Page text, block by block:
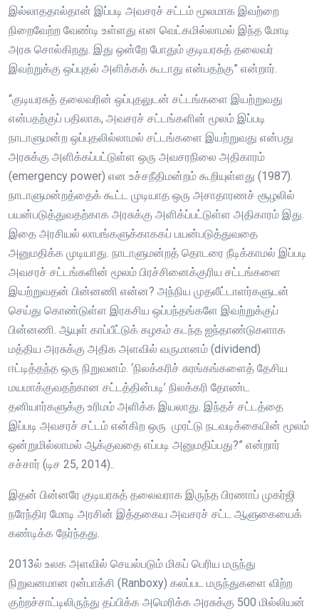
இல்லாததால்தான் இப்படி அவசரச் சட்டம் மூலமாக இவற்றை
நிறைவேற்ற வேண்டி உள்ளது என வெட்கமில்லாமல் இந்த மோடி
அரசு சொல்கிறது. இது ஒன்றே போதும் குடியரசுத் தலைவர்
இவற்றுக்கு ஒப்புதல் அளிக்கக் கூடாது என்பதற்கு” என்றார்.
“குடியரசுத் தலைவரின் ஒப்புதலுடன் சட்டங்களை இயற்றுவது
என்பதற்குப் பதிலாக, அவசரச் சட்டங்களின் மூலம் இப்படி
நாடாளுமன்ற ஒப்புதலில்லாமல் சட்டங்களை இயற்றுவது என்பது
அரசுக்கு அளிக்கப்பட்டுள்ள ஒரு அவசரநிலை அதிகாரம்
(emergency power) என உச்சநீதிமன்றம் கூறியுள்ளது (1987).
நாடாளுமன்றத்தைக் கூட்ட முடியாத ஒரு அசாதாரணச் சூழலில்
பயன்படுத்துவதற்காக அரசுக்கு அளிக்ப்பட்டுள்ள அதிகாரம் இது.
இதை அரசியல் லாபங்களுக்காககப் பயன்படுத்துவதை
அனுமதிக்க முடியாது. நாடாளுமன்றத் தொடரை நீடிக்காமல் இப்படி
அவசரச் சட்டங்களின் மூலம் பிரச்சினைக்குரிய சட்டங்களை
இயற்றுவதன் பின்னணி என்ன? அந்நிய முதலீட்டாளர்களுடன்
செய்து கொண்டுள்ள இரகசிய ஒப்பந்தங்களே இவற்றுக்குப்
பின்னணி. ஆயுள் காப்பீட்டுக் கழகம் கடந்த ஐந்தாண்டுகளாக
மத்திய அரசுக்கு அதிக அளவில் வருமானம் (dividend)
ஈட்டித்தந்த ஒரு நிறுவனம். ‘நிலக்கரிச் சுரங்கங்களைத் தேசிய
மயமாக்குவதற்கான சட்டத்தின்படி’ நிலக்கரி தோண்ட
தனியார்களுக்கு உரிமம் அளிக்க இயலாது. இந்தச் சட்டத்தை
இப்படி அவசரச் சட்டம் என்கிற ஒரு முரட்டு நடவடிக்கையின் மூலம்
ஒன்றுமில்லாமல் ஆக்குவதை எப்படி அனுமதிப்பது?” என்றார்
சச்சார் (டிச 25, 2014)..
இதன் பின்னரே குடியரசுத் தலைவராக இருந்த பிரணாப் முகர்ஜி
நரேந்திர மோடி அரசின் இத்தகைய அவசரச் சட்ட ஆளுகையைக்
கண்டிக்க நேர்ந்தது.
2013ல் உலக அளவில் செயல்படும் மிகப் பெரிய மருந்து
நிறுவனமான ரன்பாக்சி (Ranboxy) கலப்பட மருந்துகளை விற்ற
குற்றச்சாட்டிலிருந்து தப்பிக்க அமெரிக்க அரசுக்கு 500 மில்லியன்